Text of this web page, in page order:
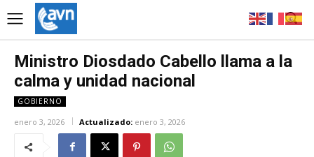
Ministro Diosdado Cabello llama a la
calma y unidad nacional
GOBIERNO
enero 3, 2026 Actualizado: enero 3, 2026